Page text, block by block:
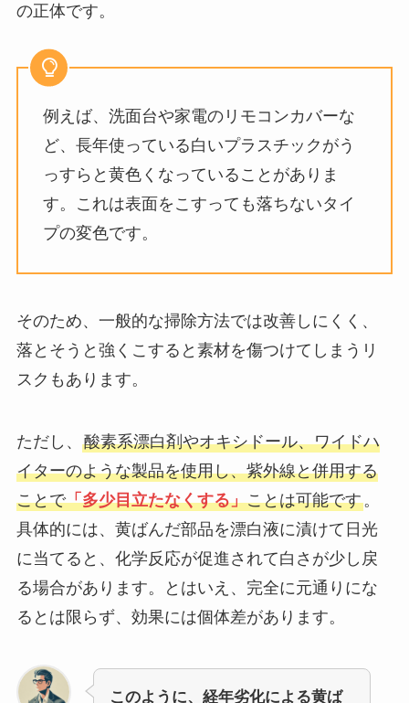
の正体です。
例えば、洗面台や家電のリモコンカバーな
ど、長年使っている白いプラスチックがう
っすらと黄色くなっていることがありま
す。これは表面をこすっても落ちないタイ
プの変色です。
そのため、一般的な掃除方法では改善しにくく、
落とそうと強くこすると素材を傷つけてしまうリ
スクもあります。
ただし、 酸素系漂白剤やオキシドール、ワイドハ
イターのような製品を使用し、紫外線と併用する
ことで「多少目立たなくする」ことは可能です。
具体的には、黄ばんだ部品を漂白液に漬けて日光
に当てると、化学反応が促進されて白さが少し戻
る場合があります。とはいえ、完全に元通りにな
るとは限らず、効果には個体差があります。
このように、経年劣化による黄ば